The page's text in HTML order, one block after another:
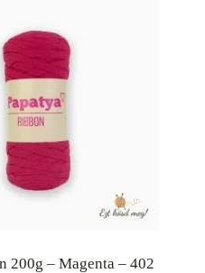
200g – Magenta – 402